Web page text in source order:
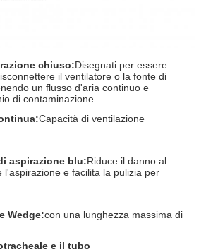
chiuso:Disegnati per essere
il ventilatore o la fonte di
un flusso d'aria continuo e
di contaminazione
Capacità di ventilazione
aspirazione blu:Riduce il danno al
l'aspirazione e facilita la pulizia per
Wedge:con una lunghezza massima di
e il tubo